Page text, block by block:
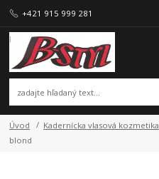
+421 915 999 281
Úvod Kadernícka vlasová kozmetika
blond